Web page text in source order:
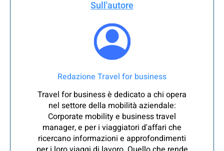
Sull'autore
Redazione Travel for business
Travel for business è dedicato a chi opera
nel settore della mobilità aziendale:
Corporate mobility e business travel
manager, e per i viaggiatori d'affari che
ricercano informazioni e approfondimenti